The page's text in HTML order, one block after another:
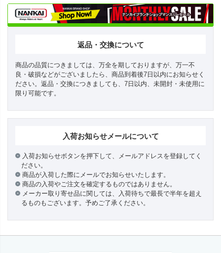
返品・交換について
商品の品質につきましては、万全を期しておりますが、万一不
良・破損などがございましたら、商品到着後7日以内にお知らせく
ださい。返品・交換につきましても、7日以内、未開封・未使用に
限り可能です。
入荷お知らせメールについて
入荷お知らせボタンを押下して、メールアドレスを登録してく
ださい。
商品が入荷した際にメールでお知らせいたします。
商品の入荷やご注文を確定するものではありません。
メーカー取り寄せ品に関しては、入荷待ちで最長で半年を超え
るものもございます。予めご了承ください。